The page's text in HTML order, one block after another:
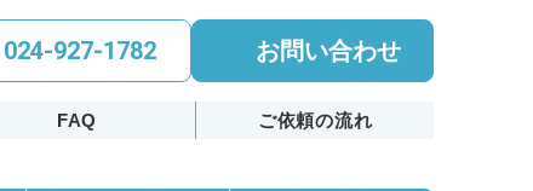
024-927-1782 お問い合わせ
FAQ ご依頼の流れ